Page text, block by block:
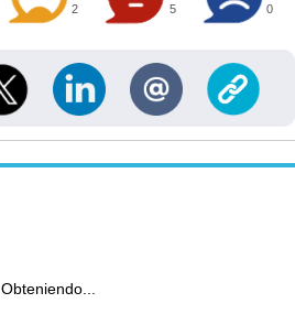
2 5 0
Obteniendo...